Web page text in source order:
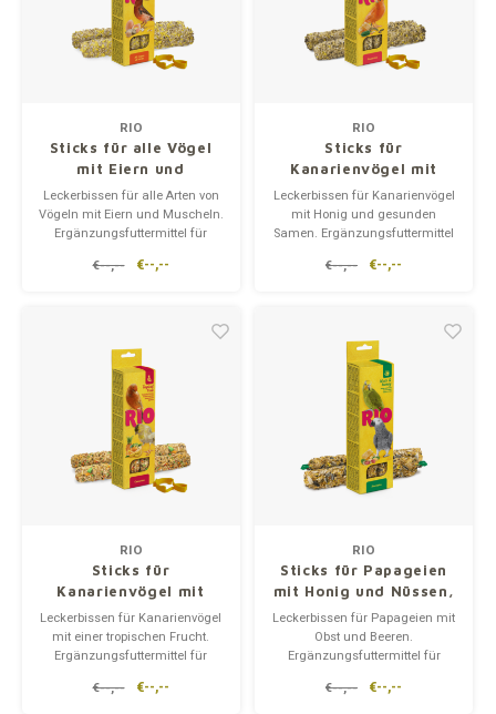
RIO
Sticks für alle Vögel
mit Eiern und
Muscheln, 2x40 gr
Leckerbissen für alle Arten von
Vögeln mit Eiern und Muscheln.
Ergänzungsfuttermittel für
€--,-- €--,--
RIO
Sticks für
Kanarienvögel mit
Honig und gesunden
Samen, 2x40 gr
Leckerbissen für Kanarienvögel
mit Honig und gesunden
Samen. Ergänzungsfuttermittel
€--,-- €--,--
RIO
Sticks für
Kanarienvögel mit
tropischen Früchten,
2x40 gr
Leckerbissen für Kanarienvögel
mit einer tropischen Frucht.
Ergänzungsfuttermittel für
€--,-- €--,--
RIO
Sticks für Papageien
mit Honig und Nüssen,
2x90 gr
Leckerbissen für Papageien mit
Obst und Beeren.
Ergänzungsfuttermittel für
€--,-- €--,--